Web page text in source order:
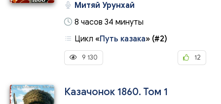
Митяй Урунхай
8 часов 34 минуты
Цикл «Путь казака» (#2)
9 130 12
Казачонок 1860. Том 1